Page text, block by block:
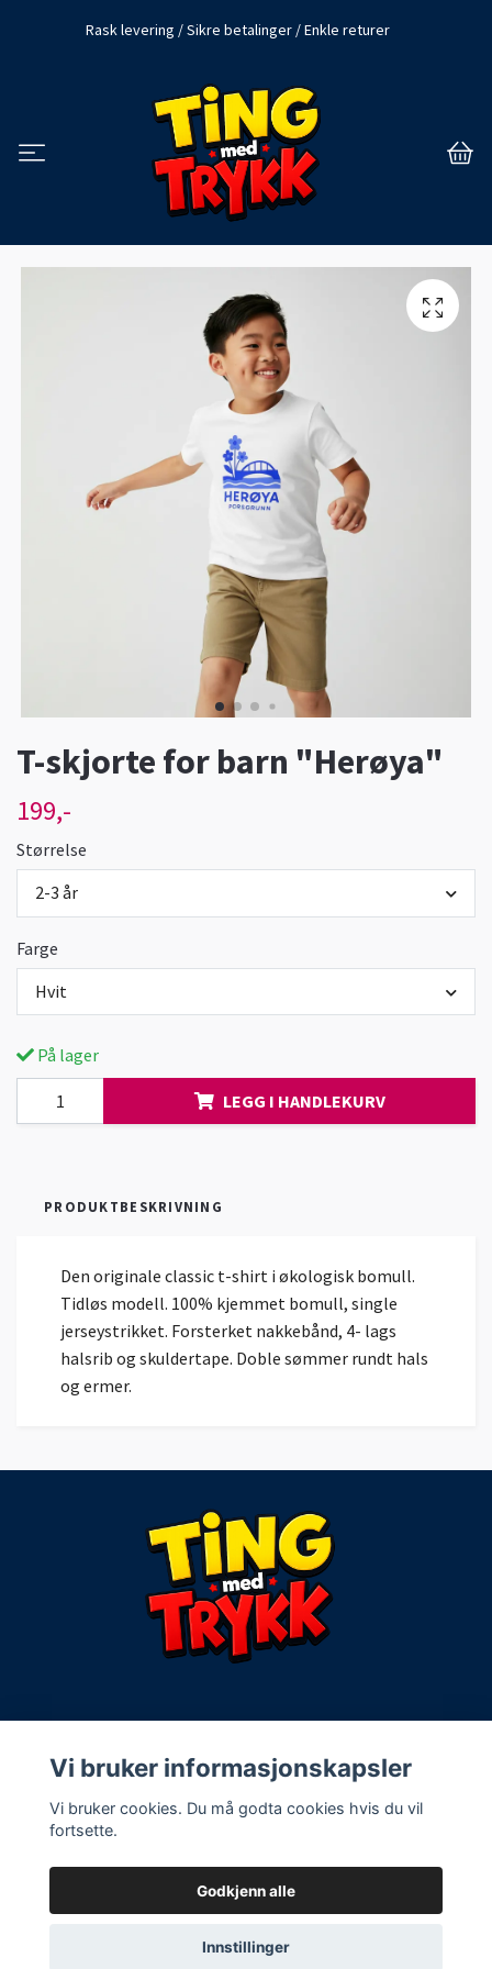
Rask levering / Sikre betalinger / Enkle returer
T-skjorte for barn "Herøya"
199,-
Størrelse
2-3 år
Farge
Hvit
På lager
LEGG I HANDLEKURV
PRODUKTBESKRIVNING
Den originale classic t-shirt i økologisk bomull.
Tidløs modell. 100% kjemmet bomull, single
jerseystrikket. Forsterket nakkebånd, 4- lags
halsrib og skuldertape. Doble sømmer rundt hals
og ermer.
Kontaktinfo:
Vilkår og spørsmål
© 2026 Ting med trykk
Vi bruker informasjonskapsler
Vi bruker cookies. Du må godta cookies hvis du vil
fortsette.
Godkjenn alle
Innstillinger